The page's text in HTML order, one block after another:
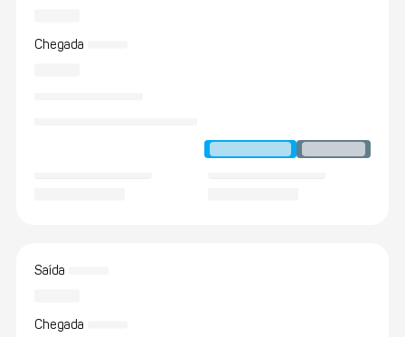
Chegada
Saída
Chegada